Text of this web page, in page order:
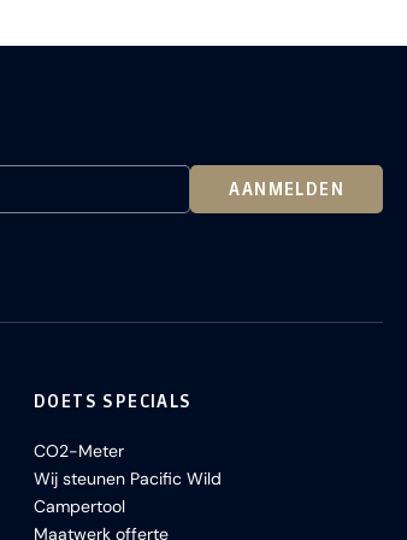
AANMELDEN
DOETS SPECIALS
CO2-Meter
Wij steunen Pacific Wild
Campertool
Maatwerk offerte